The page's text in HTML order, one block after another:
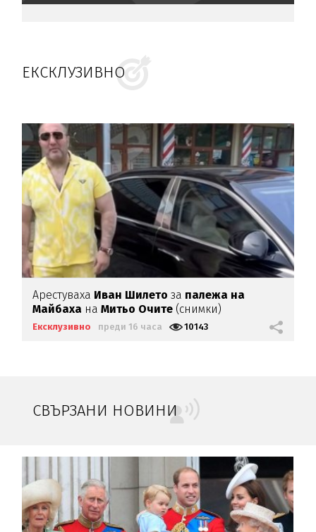
ЕКСКЛУЗИВНО
Арестуваха Иван Шилетоза палежа на
Майбаха наМитьо Очите (снимки)
Ексклузивно преди 16 часа 10143
СВЪРЗАНИ НОВИНИ